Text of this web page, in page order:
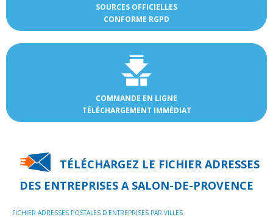
SOURCES OFFICIELLES
CONFORME RGPD
COMMANDE EN LIGNE
TÉLÉCHARGEMENT IMMÉDIAT
TÉLÉCHARGEZ LE FICHIER ADRESSES
DES ENTREPRISES A SALON-DE-PROVENCE
FICHIER ADRESSES POSTALES D'ENTREPRISES PAR VILLES